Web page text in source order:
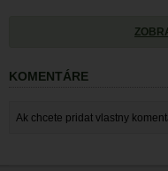
KOMENTÁRE
Ak chcete pridat vlastny